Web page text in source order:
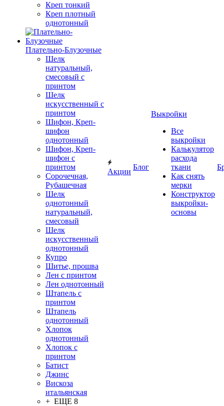
Креп тонкий
Креп плотный
однотонный
Плательно-Блузочные
Шелк
натуральный,
смесовый с
принтом
Шелк
искусственный с
принтом
Шифон, Креп-
шифон
однотонный
Шифон, Креп-
шифон с
принтом
Сорочечная,
Рубашечная
Шелк
однотонный
натуральный,
смесовый
Шелк
искусственный
однотонный
Купро
Шитье, прошва
Лен с принтом
Лен однотонный
Штапель с
принтом
Штапель
однотонный
Хлопок
однотонный
Хлопок с
принтом
Батист
Джинс
Вискоза
итальянская
+ ЕЩЕ 8
Акции
Блог
Выкройки
Все
выкройки
Калькулятор
расхода
ткани
Как снять
мерки
Конструктор
выкройки-
основы